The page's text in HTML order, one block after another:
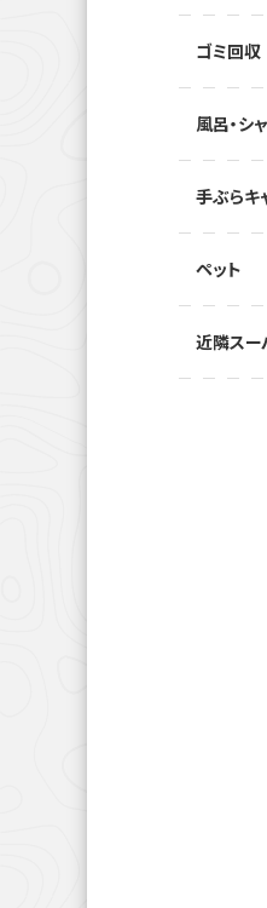
ゴミ回収
風呂・シ
手ぶらキ
ペット
近隣スー